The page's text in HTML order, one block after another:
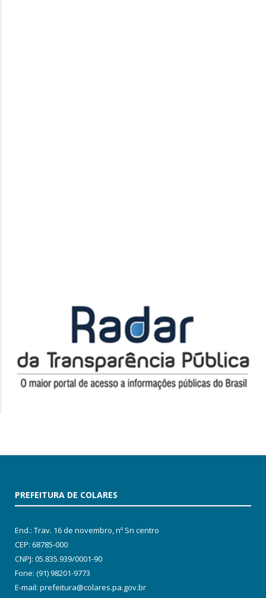
PREFEITURA DE COLARES
End.: Trav. 16 de novembro, nº Sn centro
CEP: 68785-000
CNPJ: 05.835.939/0001-90
Fone: (91) 98201-9773
E-mail: prefeitura@colares.pa.gov.br